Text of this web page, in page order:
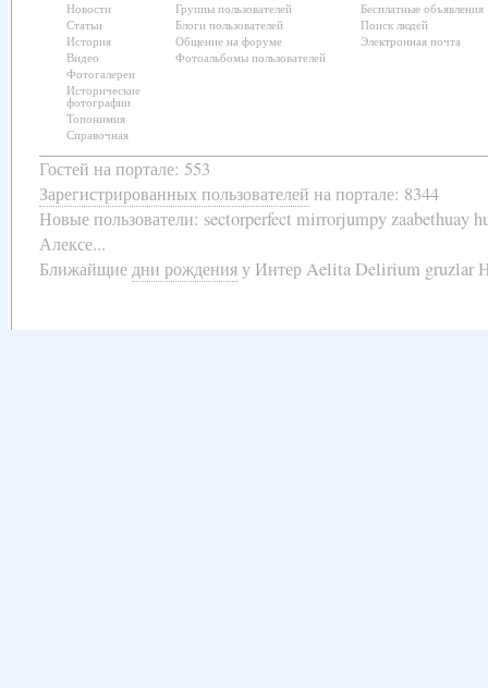
Новости
Статьи
История
Видео
Фотогалереи
Исторические
фотографии
Топонимия
Справочная
Группы пользователей
Блоги пользователей
Общение на форуме
Фотоальбомы пользователей
Бесплатные объявления
Поиск людей
Электронная почта
Гостей на портале: 553
Зарегистрированных пользователей на портале: 8344
Новые пользователи: sectorperfect mirrorjumpy zaabethuay
Алексе...
Ближайщиедни рожденияу Интер Aelita Delirium gruzlar